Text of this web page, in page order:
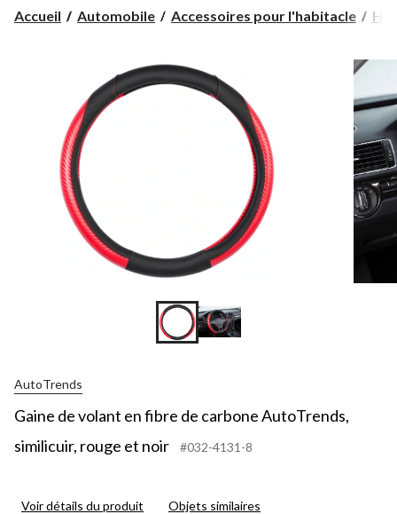
Accueil Automobile Accessoires pour l'habitacle
AutoTrends
Gaine de volant en fibre de carbone AutoTrends,
similicuir, rouge et noir
#032-4131-8
Voir détails du produit Objets similaires